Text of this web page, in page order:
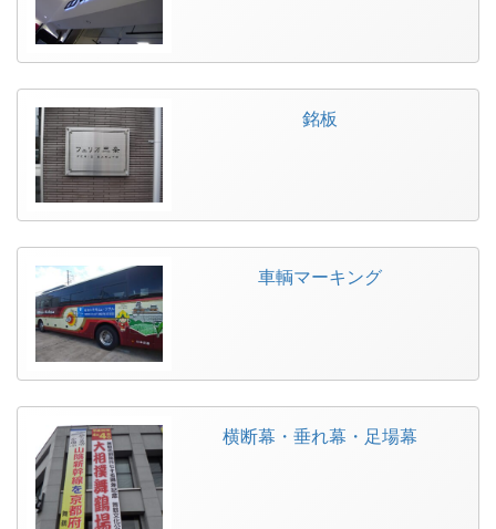
銘板
車輌マーキング
横断幕・垂れ幕・足場幕